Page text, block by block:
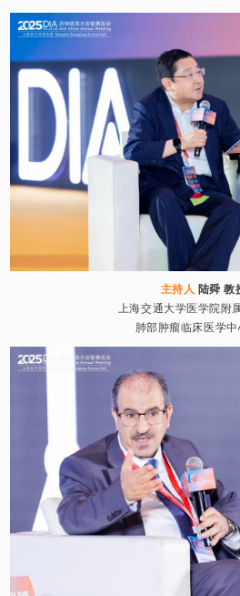
主持人 陆舜 教
上海交通大学医学院附
肺部肿瘤临床医学